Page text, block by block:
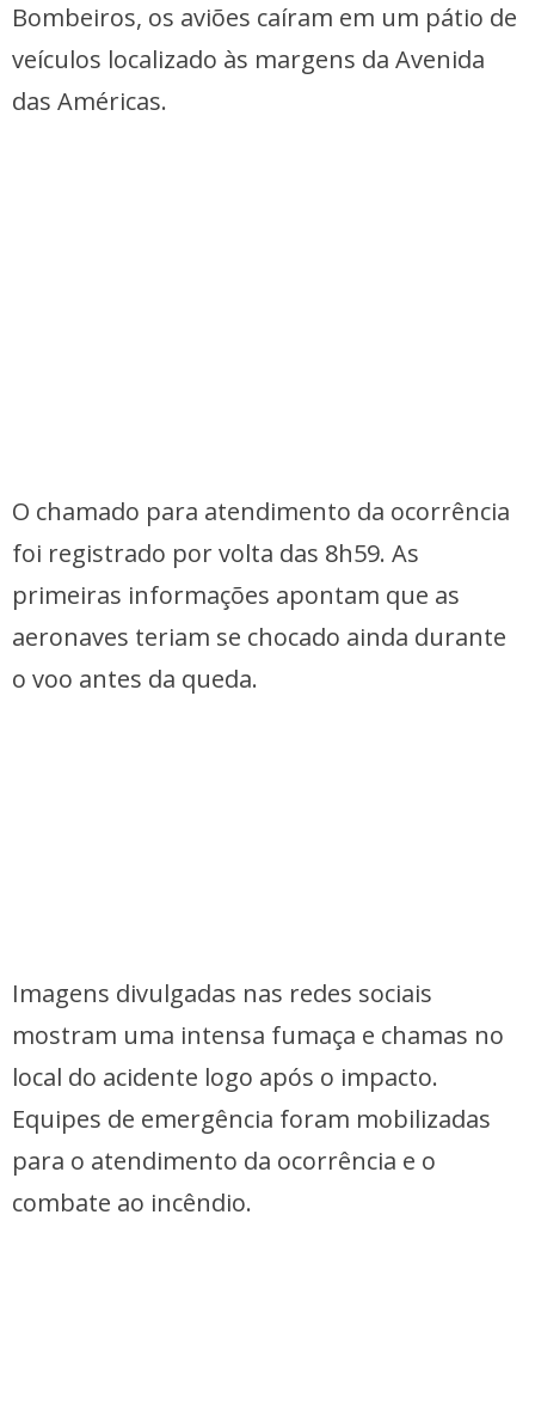
Bombeiros, os aviões caíram em um pátio de
veículos localizado às margens da Avenida
das Américas.
O chamado para atendimento da ocorrência
foi registrado por volta das 8h59. As
primeiras informações apontam que as
aeronaves teriam se chocado ainda durante
o voo antes da queda.
Imagens divulgadas nas redes sociais
mostram uma intensa fumaça e chamas no
local do acidente logo após o impacto.
Equipes de emergência foram mobilizadas
para o atendimento da ocorrência e o
combate ao incêndio.